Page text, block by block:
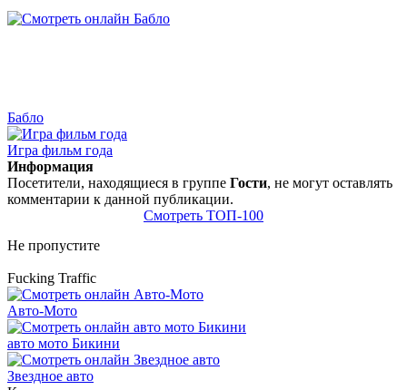
Бабло
Игра фильм года
Информация
Посетители, находящиеся в группе Гости, не могут оставлять
комментарии к данной публикации.
Смотреть ТОП-100
Не пропустите
Fucking Traffic
Авто-Мото
авто мото Бикини
Звездное авто